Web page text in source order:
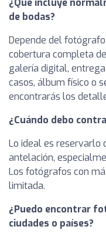
¿Qué incluye
de bodas?
Depende del
cobertura completa
galería digital,
casos, álbum físico o
encontrarás los
¿Cuándo debo
Lo ideal es reservarlo
antelación,
Los fotógrafos con
limitada.
¿Puedo encontrar
ciudades o países?